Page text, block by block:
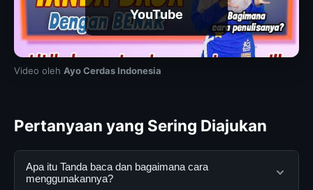
YouTube
Video oleh Ayo Cerdas Indonesia
Pertanyaan yang Sering Diajukan
Apa itu Tanda baca dan bagaimana cara
menggunakannya?